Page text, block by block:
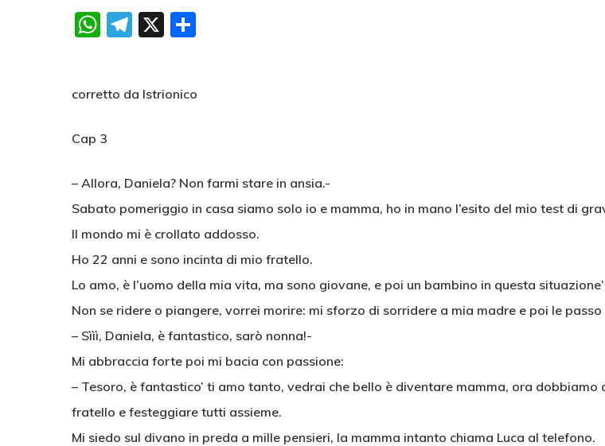
WhatsApp
Telegram
X
corretto da Istrionico
Cap 3
– Allora, Daniela? Non farmi stare in ansia.-
Sabato pomeriggio in casa siamo solo io e mamma, ho in mano l’esito del mio test di
Il mondo mi è crollato addosso.
Ho 22 anni e sono incinta di mio fratello.
Lo amo, è l’uomo della mia vita, ma sono giovane, e poi un bambino in questa situazione’
Non se ridere o piangere, vorrei morire: mi sforzo di sorridere a mia madre e poi le passo
– Sììì, Daniela, è fantastico, sarò nonna!-
Mi abbraccia forte poi mi bacia con passione:
– Tesoro, è fantastico’ ti amo tanto, vedrai che bello è diventare mamma, ora dobbiamo
fratello e festeggiare tutti assieme.
Mi siedo sul divano in preda a mille pensieri, la mamma intanto chiama Luca al telefono.